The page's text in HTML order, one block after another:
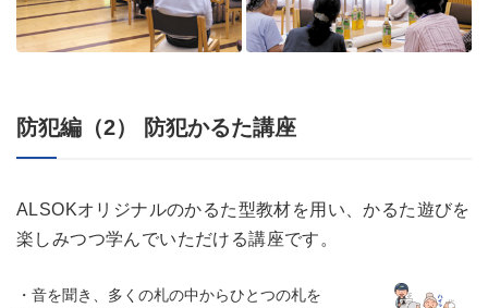
防犯編（2） 防犯かるた講座
ALSOKオリジナルのかるた型教材を用い、かるた遊びを
楽しみつつ学んでいただける講座です。
・音を聞き、多くの札の中からひとつの札を